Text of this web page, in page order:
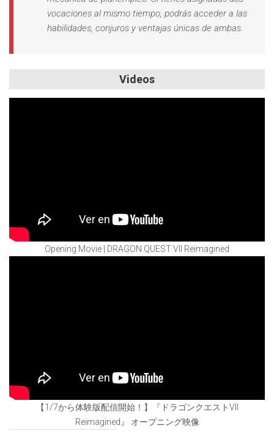
vocaciones al mismo tiempo, podrás acceder a las
habilidades, conjuros y ventajas únicas de ambas.
Videos
Opening Movie | DRAGON QUEST VII Reimagined
【1/7から体験版配信開始！】『ドラゴンクエストVII
Reimagined』 オープニング映像